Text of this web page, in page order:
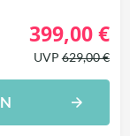
399,00 €
UVP629,00 €